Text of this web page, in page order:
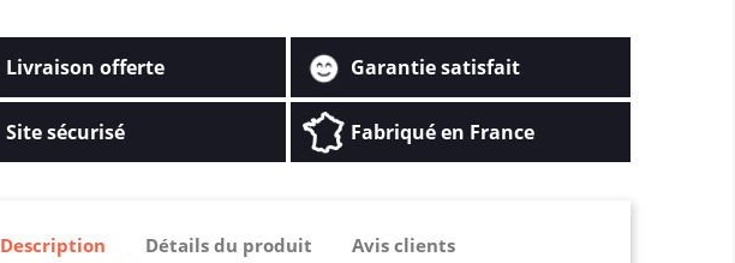
Livraison offerte Garantie satisfait
Site sécurisé Fabriqué en France
Description Détails du produit Avis clients